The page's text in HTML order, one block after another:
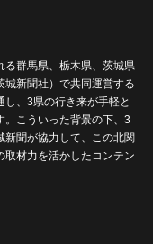
群馬県、栃木県、茨城県
新聞社）で共同運営する
、3県の行き来が手軽と
。こういった背景の下、3
新聞が協力して、この北関
材力を活かしたコンテン